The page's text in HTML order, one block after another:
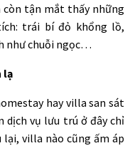
còn tận mắt thấy những
trái bí đỏ khổng lồ,
như chuỗi ngọc…
lạ
hay villa san sát
vụ lưu trú ở đây chỉ
villa nào cũng ấm áp